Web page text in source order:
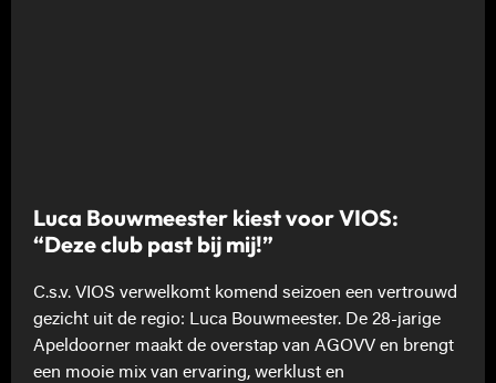
Luca Bouwmeester kiest voor VIOS:
“Deze club past bij mij!”
C.s.v. VIOS verwelkomt komend seizoen een vertrouwd
gezicht uit de regio: Luca Bouwmeester. De 28-jarige
Apeldoorner maakt de overstap van AGOVV en brengt
een mooie mix van ervaring, werklust en